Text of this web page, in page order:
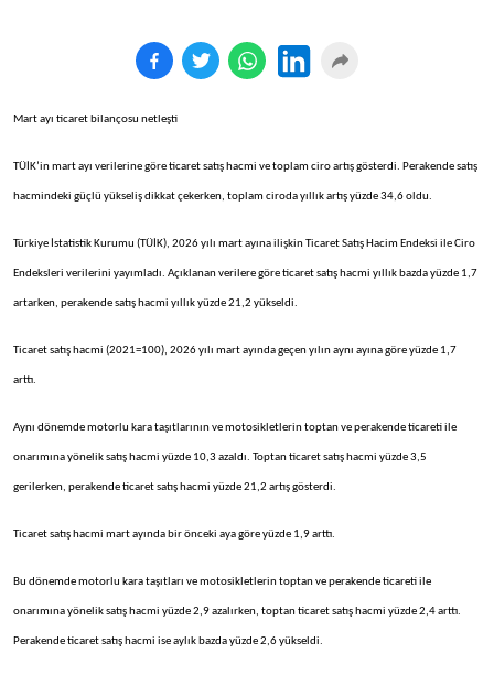
Mart ayı ticaret bilançosu netleşti
TÜİK’in mart ayı verilerine göre ticaret satış hacmi ve toplam ciro artış gösterdi. Perakende satış
hacmindeki güçlü yükseliş dikkat çekerken, toplam ciroda yıllık artış yüzde 34,6 oldu.
Türkiye İstatistik Kurumu (TÜİK), 2026 yılı mart ayına ilişkin Ticaret Satış Hacim Endeksi ile Ciro
Endeksleri verilerini yayımladı. Açıklanan verilere göre ticaret satış hacmi yıllık bazda yüzde 1,7
artarken, perakende satış hacmi yıllık yüzde 21,2 yükseldi.
Ticaret satış hacmi (2021=100), 2026 yılı mart ayında geçen yılın aynı ayına göre yüzde 1,7
arttı.
Aynı dönemde motorlu kara taşıtlarının ve motosikletlerin toptan ve perakende ticareti ile
onarımına yönelik satış hacmi yüzde 10,3 azaldı. Toptan ticaret satış hacmi yüzde 3,5
gerilerken, perakende ticaret satış hacmi yüzde 21,2 artış gösterdi.
Ticaret satış hacmi mart ayında bir önceki aya göre yüzde 1,9 arttı.
Bu dönemde motorlu kara taşıtları ve motosikletlerin toptan ve perakende ticareti ile
onarımına yönelik satış hacmi yüzde 2,9 azalırken, toptan ticaret satış hacmi yüzde 2,4 arttı.
Perakende ticaret satış hacmi ise aylık bazda yüzde 2,6 yükseldi.